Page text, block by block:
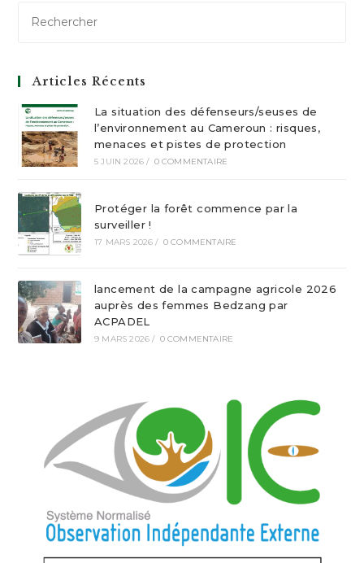
Articles Récents
La situation des défenseurs/seuses de
l’environnement au Cameroun : risques,
menaces et pistes de protection
5 JUIN 2026 / 0 COMMENTAIRE
Protéger la forêt commence par la
surveiller !
17 MARS 2026 / 0 COMMENTAIRE
lancement de la campagne agricole 2026
auprès des femmes Bedzang par
ACPADEL
9 MARS 2026 / 0 COMMENTAIRE